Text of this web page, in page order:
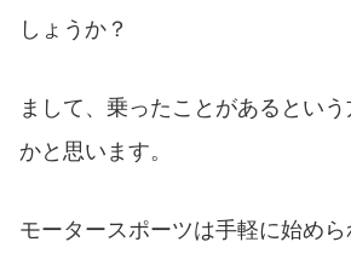
しょうか？
まして、乗ったことがあるとい
かと思います。
モータースポーツは手軽に始めら